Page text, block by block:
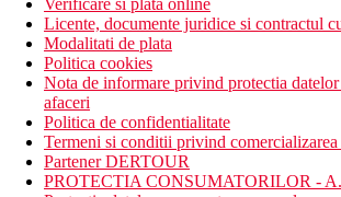
3 sali de conferinta
coafor
piscina (sezlonguri si umbrele
piscina incalzita iarna
piscina pentru copii
babysitting (contra cost)
mini club (pentru copii 4-12 ani)
Descrierea plajei
Verificare si plata online
Licente, documente juridice si contractul
Modalitati de plata
Politica cookies
Nota de informare privind protectia
afaceri
Politica de confidentialitate
Termeni si conditii privind
Partener DERTOUR
PROTECTIA CONSUMATORILOR -